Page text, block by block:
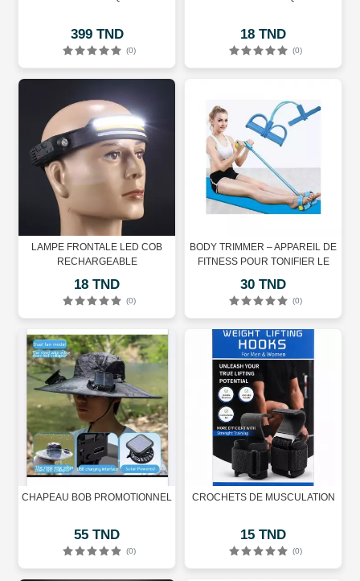
399 TND
(0)
18 TND
(0)
LAMPE FRONTALE LED COB
RECHARGEABLE
18 TND
(0)
BODY TRIMMER – APPAREIL DE
FITNESS POUR TONIFIER LE
30 TND
(0)
CHAPEAU BOB PROMOTIONNEL
55 TND
(0)
CROCHETS DE MUSCULATION
15 TND
(0)